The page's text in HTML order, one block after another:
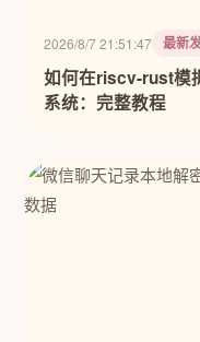
2026/8/7 21:51:47 最新
如何在riscv-rust模
系统：完整教程